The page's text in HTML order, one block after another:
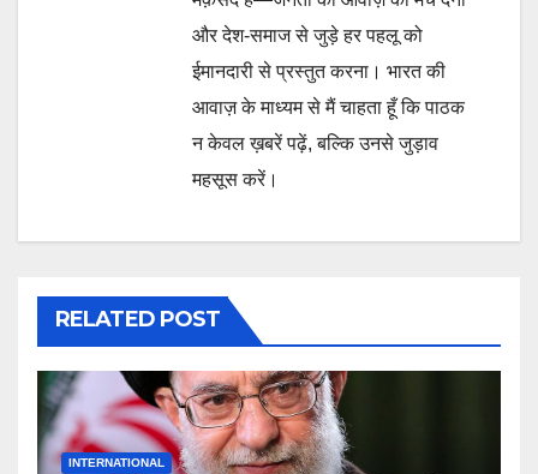
और देश-समाज से जुड़े हर पहलू को
ईमानदारी से प्रस्तुत करना। भारत की
आवाज़ के माध्यम से मैं चाहता हूँ कि पाठक
न केवल ख़बरें पढ़ें, बल्कि उनसे जुड़ाव
महसूस करें।
RELATED POST
INTERNATIONAL